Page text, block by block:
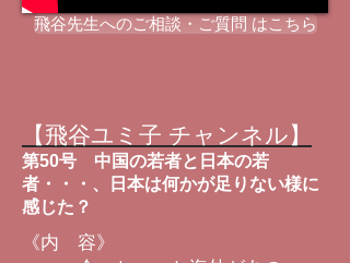
飛谷先生へのご相談・ご質問 はこちら
【飛谷ユミ子 チャンネル】
第50号 中国の若者と日本の若
者・・・、日本は何かが足りない様に
感じた？
《内 容》